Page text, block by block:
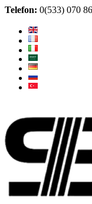
Telefon: 0(533) 070